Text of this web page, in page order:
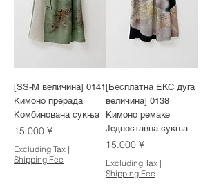
[SS-M величина] 0141
Кимоно прерада
Комбинована сукња
Price
15.000 ¥
Excluding Tax |
Shipping Fee
[Бесплатна ЕКС дуга
величина] 0138
Кимоно ремаке
Једноставна сукња
Price
15.000 ¥
Excluding Tax |
Shipping Fee